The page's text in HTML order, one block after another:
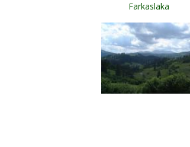
Farkaslaka